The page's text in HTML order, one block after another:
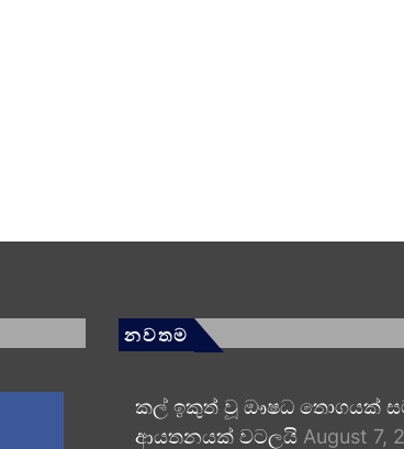
නවතම
කල් ඉකුත් වූ ඖෂධ තොගයක්
ආයතනයක් වටලයි August 7,